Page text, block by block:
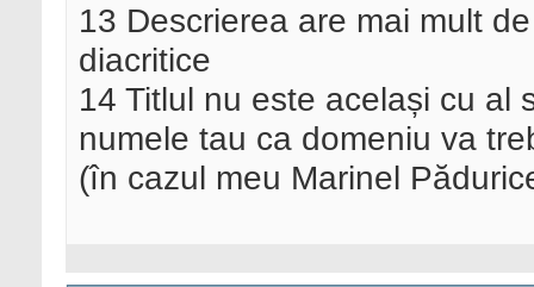
13 Descrierea are mai mult
diacritice
14 Titlul nu este același cu al
numele tau ca domeniu va
(în cazul meu Marinel